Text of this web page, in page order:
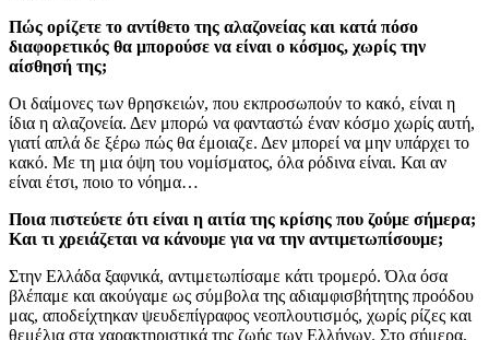
Πώς ορίζετε το αντίθετο της αλαζονείας και κατά πόσο
διαφορετικός θα μπορούσε να είναι ο κόσμος, χωρίς την
αίσθησή της;
Οι δαίμονες των θρησκειών, που εκπροσωπούν το κακό, είναι η
ίδια η αλαζονεία. Δεν μπορώ να φανταστώ έναν κόσμο χωρίς αυτή,
γιατί απλά δε ξέρω πώς θα έμοιαζε. Δεν μπορεί να μην υπάρχει το
κακό. Με τη μια όψη του νομίσματος, όλα ρόδινα είναι. Και αν
είναι έτσι, ποιο το νόημα…
Ποια πιστεύετε ότι είναι η αιτία της κρίσης που ζούμε σήμερα;
Και τι χρειάζεται να κάνουμε για να την αντιμετωπίσουμε;
Στην Ελλάδα ξαφνικά, αντιμετωπίσαμε κάτι τρομερό. Όλα όσα
βλέπαμε και ακούγαμε ως σύμβολα της αδιαμφισβήτητης προόδου
μας, αποδείχτηκαν ψευδεπίγραφος νεοπλουτισμός, χωρίς ρίζες και
θεμέλια στα χαρακτηριστικά της ζωής των Ελλήνων. Στο σήμερα,